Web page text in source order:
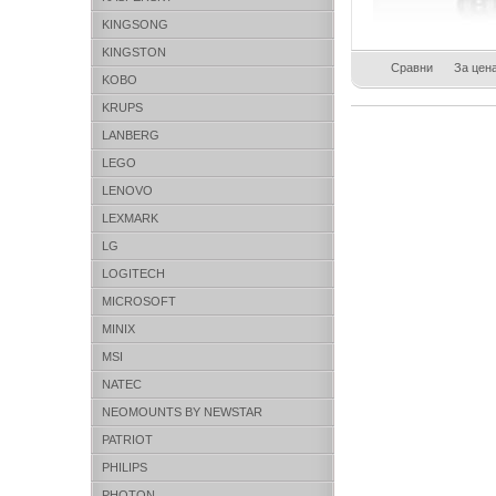
KINGSONG
KINGSTON
KOBO
KRUPS
LANBERG
LEGO
LENOVO
LEXMARK
LG
LOGITECH
MICROSOFT
MINIX
MSI
NATEC
NEOMOUNTS BY NEWSTAR
PATRIOT
PHILIPS
Сравни За